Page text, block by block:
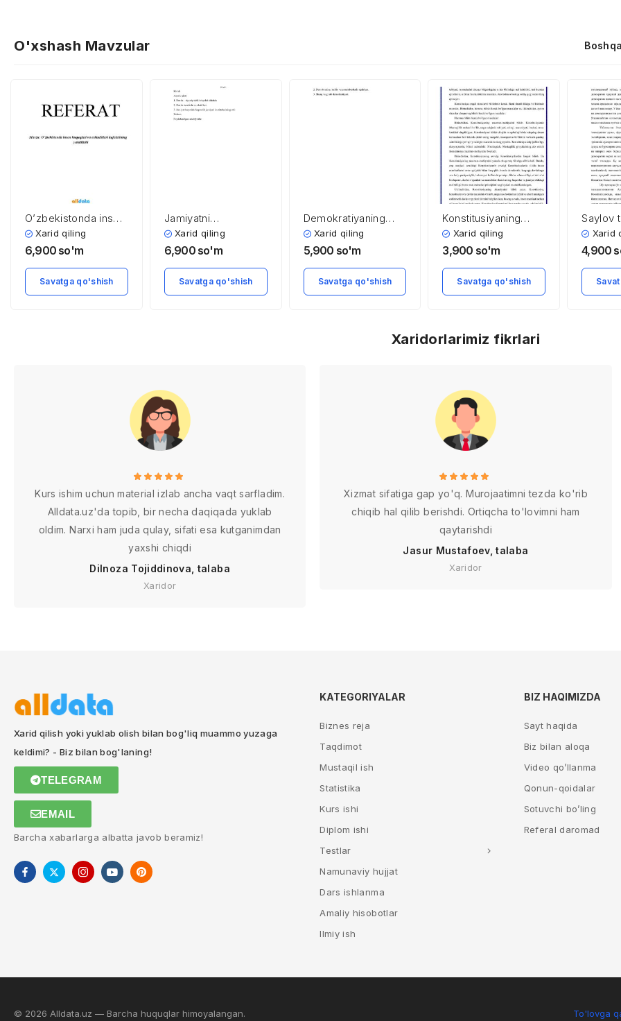
O'xshash Mavzular
O’zbekistonda inson
huquqlari va
erkinliklari
yaratilishi
Xarid qiling
6,900 so'm
Savatga qo'shish
Jamiyatni
boshqarishda
fuqarolik jamiyati
Xarid qiling
6,900 so'm
Savatga qo'shish
Demokratiyaning
Sharqona va
G’arbona talqini
o’xshashligi)
Xarid qiling
5,900 so'm
Savatga qo'shish
Konstitusiyaning
mazmuni va vazifasi
Xarid qiling
3,900 so'm
Savatga qo'shish
Saylov
yanada
yo’lida
Xarid
4,900
Xaridorlarimiz fikrlari
Kurs ishim uchun material izlab ancha vaqt sarfladim.
Alldata.uz'da topib, bir necha daqiqada yuklab
oldim. Narxi ham juda qulay, sifati esa kutganimdan
yaxshi chiqdi
Dilnoza Tojiddinova, talaba
Xaridor
Xizmat sifatiga gap yo'q. Murojaatimni tezda ko'rib
chiqib hal qilib berishdi. Ortiqcha to'lovimni ham
qaytarishdi
Jasur Mustafoev, talaba
Xaridor
Xarid qilish yoki yuklab olish bilan bog'liq muammo yuzaga
keldimi? - Biz bilan bog'laning!
TELEGRAM
EMAIL
Barcha xabarlarga albatta javob beramiz!
KATEGORIYALAR
Biznes reja
Taqdimot
Mustaqil ish
Statistika
Kurs ishi
Diplom ishi
Testlar
Namunaviy hujjat
Dars ishlanma
Amaliy hisobotlar
Ilmiy ish
BIZ HAQIMIZDA
Sayt haqida
Biz bilan aloqa
Video qo’llanma
Qonun-qoidalar
Sotuvchi bo’ling
Referal daromad
© 2026 Alldata.uz — Barcha huquqlar himoyalangan. To'lovga